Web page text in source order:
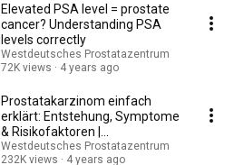
Elevated PSA level = prostate
cancer? Understanding PSA
levels correctly
Westdeutsches Prostatazentrum
72K views
4 years ago
Prostatakarzinom einfach
erklärt: Entstehung, Symptome
& Risikofaktoren |
Prostatakrebs
Westdeutsches Prostatazentrum
232K views
4 years ago